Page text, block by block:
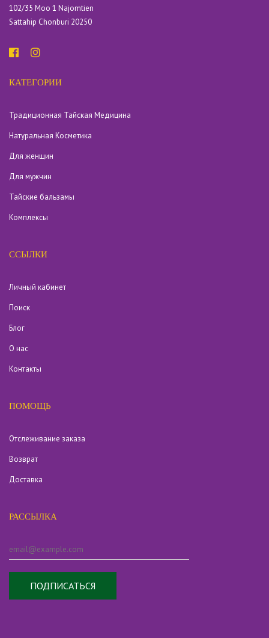
102/35 Moo 1 Najomtien
Sattahip Chonburi 20250
КАТЕГОРИИ
Традиционная Тайская Медицина
Натуральная Косметика
Для женщин
Для мужчин
Тайские бальзамы
Комплексы
ССЫЛКИ
Личный кабинет
Поиск
Блог
О нас
Контакты
ПОМОЩЬ
Отслеживание заказа
Возврат
Доставка
РАССЫЛКА
ПОДПИСАТЬСЯ